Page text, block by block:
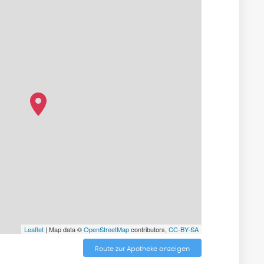
Leaflet| Map data ©OpenStreetMapcontributors, CC-BY-SA
Route zur Apotheke anzeigen